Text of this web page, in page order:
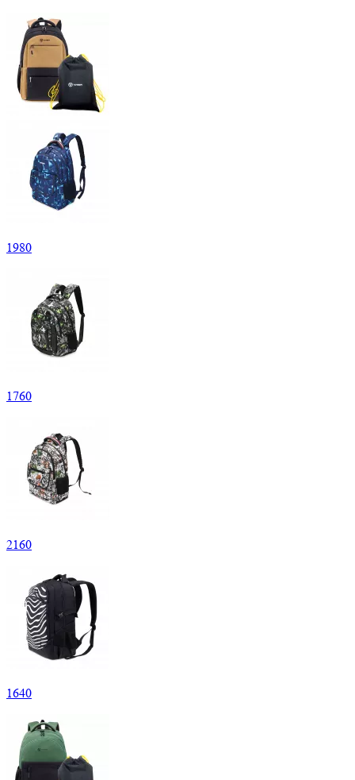
1980
1760
2160
1640